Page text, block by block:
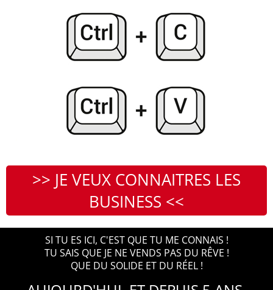
>> JE VEUX CONNAITRES LES
BUSINESS <<
SI TU ES ICI, C'EST QUE TU ME CONNAIS !
TU SAIS QUE JE NE VENDS PAS DU RÊVE !
QUE DU SOLIDE ET DU RÉEL !